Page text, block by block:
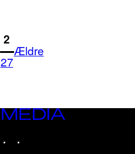
1
2
27
Ældre